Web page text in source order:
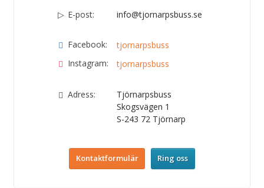
E-post: info@tjornarpsbuss.se
Facebook:
tjornarpsbuss
Instagram:
tjornarpsbuss
Adress:
Tjörnarpsbuss
Skogsvägen 1
S-243 72 Tjörnarp
Kontaktformulär Ring oss